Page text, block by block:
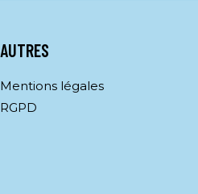
AUTRES
Mentions légales
RGPD